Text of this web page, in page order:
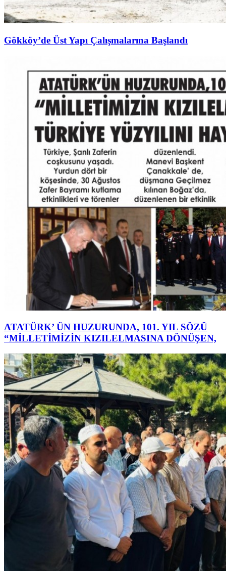
Gökköy’de Üst Yapı Çalışmalarına Başlandı
ATATÜRK’ ÜN HUZURUNDA, 101. YIL SÖZÜ
“MİLLETİMİZİN KIZILELMASINA DÖNÜŞEN,